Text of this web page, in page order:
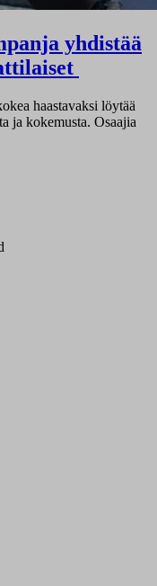
yhdistää
haastavaksi löytää
ja kokemusta. Osaajia